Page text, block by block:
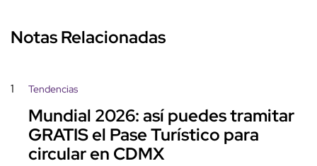
Notas Relacionadas
1 Tendencias
Mundial 2026: así puedes tramitar
GRATIS el Pase Turístico para
circular en CDMX